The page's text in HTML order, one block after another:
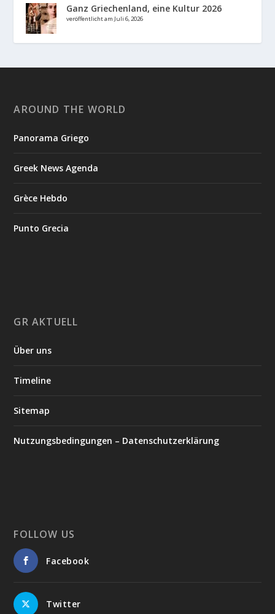
Ganz Griechenland, eine Kultur 2026
veröffentlicht am Juli 6, 2026
AROUND THE WORLD
Panorama Griego
Greek News Agenda
Grèce Hebdo
Punto Grecia
GR AKTUELL
Über uns
Timeline
Sitemap
Nutzungsbedingungen – Datenschutzerklärung
FOLLOW US
Facebook
Twitter